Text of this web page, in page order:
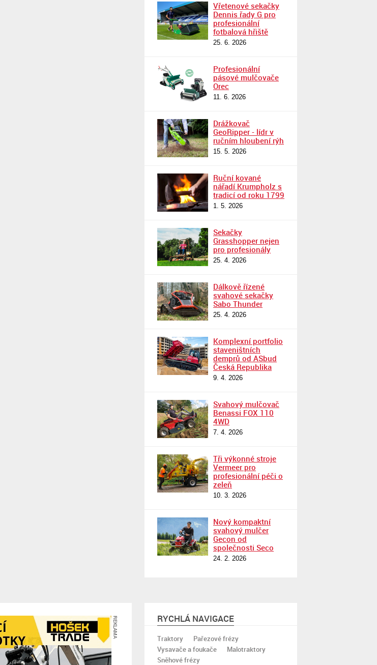
Vřetenové sekačky
Dennis řady G pro
profesionální
fotbalová hřiště
25. 6. 2026
Profesionální
pásové mulčovače
Orec
11. 6. 2026
Drážkovač
GeoRipper - lídr v
ručním hloubení rýh
15. 5. 2026
Ruční kované
nářadí Krumpholz s
tradicí od roku 1799
1. 5. 2026
Sekačky
Grasshopper nejen
pro profesionály
25. 4. 2026
Dálkově řízené
svahové sekačky
Sabo Thunder
25. 4. 2026
Komplexní portfolio
staveništních
demprů od ASbud
Česká Republika
9. 4. 2026
Svahový mulčovač
Benassi FOX 110
4WD
7. 4. 2026
Tři výkonné stroje
Vermeer pro
profesionální péči o
zeleň
10. 3. 2026
Nový kompaktní
svahový mulčer
Gecon od
společnosti Seco
24. 2. 2026
REKLAMA RYCHLÁ NAVIGACE
Traktory
Pařezové frézy
Vysavače a foukače
Malotraktory
Sněhové frézy